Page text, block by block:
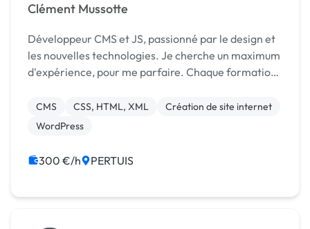
Clément Mussotte
Développeur CMS et JS, passionné par le design et
les nouvelles technologies. Je cherche un maximum
d'expérience, pour me parfaire. Chaque formation
pouvoir, aujourd'hui, mettre a disposition.
CMS CSS, HTML, XML
Création de site internet
WordPress
300 €/h PERTUIS